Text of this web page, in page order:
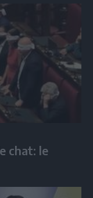
chat: le